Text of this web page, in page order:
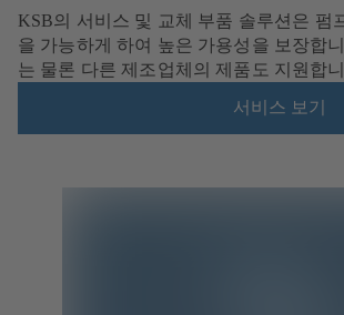
KSB의 서비스 및 교체 부품 솔루션은 펌
을 가능하게 하여 높은 가용성을 보장합
는 물론 다른 제조업체의 제품도 지원합
서비스 보기